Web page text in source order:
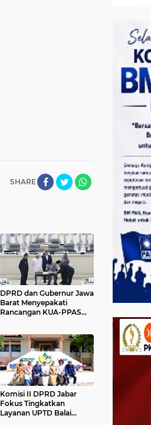
SHARE
DPRD dan Gubernur Jawa
Barat Menyepakati
Rancangan KUA-PPAS
Komisi II DPRD Jabar
Fokus Tingkatkan
Layanan UPTD Balai